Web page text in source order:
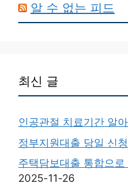
알 수 없는 피드
최신 글
인공관절 치료기간 알
정부지원대출 당일 신
주택담보대출 통합으
2025-11-26